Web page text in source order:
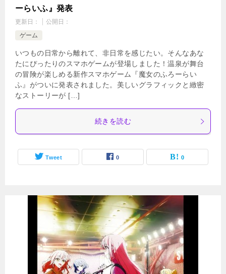
ーらいふ』発表
更新日：
公開日：
ゲーム
いつもの日常から離れて、非日常を感じたい。そんなあな
たにぴったりのスマホゲームが登場しました！温泉が舞台
の冒険が楽しめる新作スマホゲーム『魔女のふろーらい
ふ』がついに発表されました。美しいグラフィックと緻密
なストーリーが […]
続きを読む
Tweet 0 0